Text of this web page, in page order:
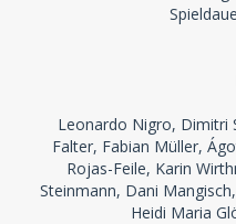
Leonardo Nigro, Dimitri
Falter, Fabian Müller,
Rojas-Feile, Karin
Steinmann, Dani
Heidi Maria